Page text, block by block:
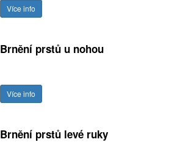
Více info
Brnění prstů u nohou
Více info
Brnění prstů levé ruky